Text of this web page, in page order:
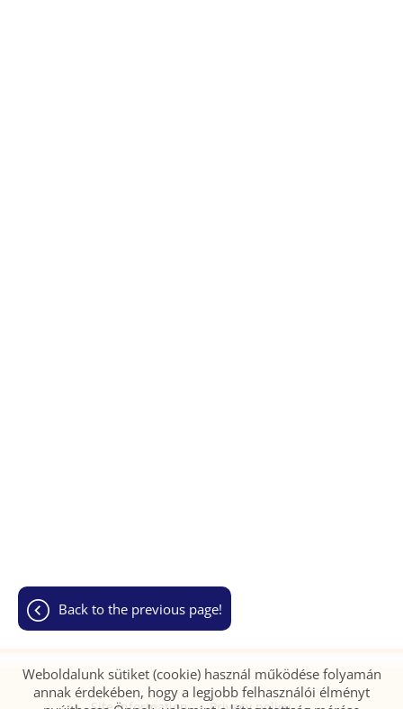
back to the previous page!
Weboldalunk sütiket (cookie) használ működése folyamán
annak érdekében, hogy a legjobb felhasználói élményt